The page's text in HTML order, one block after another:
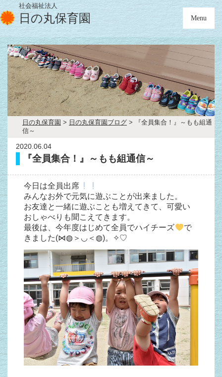
社会福祉法人
日の丸保育園 Menu
日の丸保育園 > 日の丸保育園ブログ >
『全員集合！』～もも組通
信～
2020.06.04
『全員集合！』～もも組通信～
今日は全員出席
みんなお外で元気に遊ぶことが出来ました。
お友達と一緒に遊ぶことも増えてきて、可愛い
おしゃべりも聞こえてきます。
最後は、今年度はじめて全員でハイチーズ
で
きました(⋈◍＞◡＜◍)。✧♡